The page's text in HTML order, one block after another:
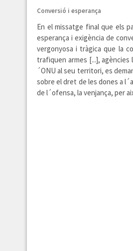
Conversió i esperança
En el missatge final que els
esperança i exigència de
vergonyosa i tràgica que la
trafiquen armes [...],
´ONU al seu territori, es
sobre el dret de les dones a
de l´ofensa, la venjança, per